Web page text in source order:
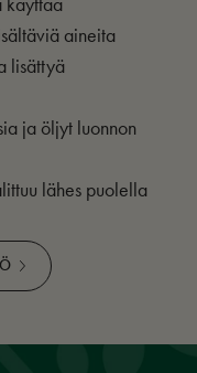
aineita
lisättyä
ja öljyt luonnon
lähes puolella